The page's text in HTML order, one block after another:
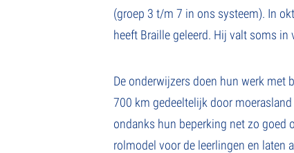
(groep 3 t/m 7 in ons systeem). In
heeft Braille geleerd. Hij valt soms in
De onderwijzers doen hun werk met
700 km gedeeltelijk door
ondanks hun beperking net zo goed
rolmodel voor de leerlingen en laten